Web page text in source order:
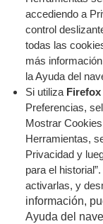
accediendo a
control
todas las
más
la Ayuda del
Si utiliza
Preferencias,
Mostrar
Herramientas,
Privacidad y
para el
activarlas, y
información,
Ayuda del